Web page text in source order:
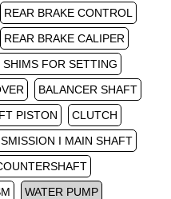
REAR BRAKE CONTROL
REAR BRAKE CALIPER
SHIMS FOR SETTING
BALANCER SHAFT
PISTON
CLUTCH
I MAIN SHAFT
WATER PUMP